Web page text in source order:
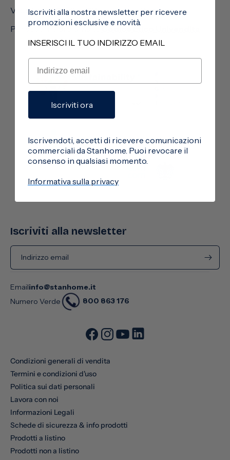
Visualizza il Codice Eticoa cui ci atteniamo.
Per saperne di più visita Codice Etico Univendita
Iscriviti alla newsletter
Indirizzo email
Emailinfo@stanhome.it
Numero Verde
800 863 176
Condizioni generali di vendita
Termini e condizioni d'uso
Politica sui dati personali
Lavora con noi
Informazioni Legali
Schede di sicurezza & info prodotti
Prodotti a listino
Prodotti non a listino
Iscriviti alla nostra newsletter per ricevere
promozioni esclusive e novità.
INSERISCI IL TUO INDIRIZZO EMAIL
Iscriviti ora
Iscrivendoti, accetti di ricevere comunicazioni
commerciali da Stanhome. Puoi revocare il
consenso in qualsiasi momento.
Informativa sulla privacy